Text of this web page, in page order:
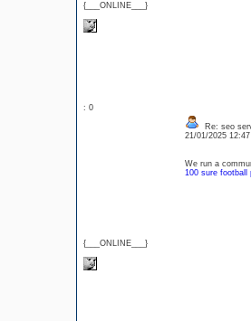
{___ONLINE___}
: 0
{___ONLINE___}
Re: seo
21/01/2025
We run a
100 sure football